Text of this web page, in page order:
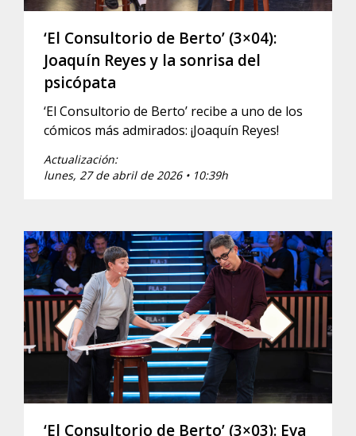
‘El Consultorio de Berto’ (3×04):
Joaquín Reyes y la sonrisa del
psicópata
‘El Consultorio de Berto’ recibe a uno de los
cómicos más admirados: ¡Joaquín Reyes!
Actualización:
lunes, 27 de abril de 2026 • 10:39h
‘El Consultorio de Berto’ (3×03): Eva